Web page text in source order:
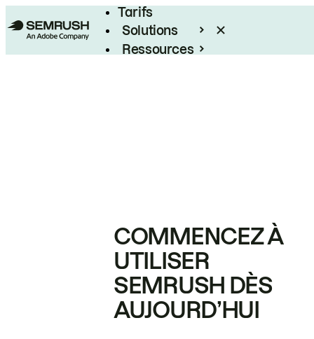
Tarifs
Solutions
Ressources
COMMENCEZ À
UTILISER
SEMRUSH DÈS
AUJOURD’HUI